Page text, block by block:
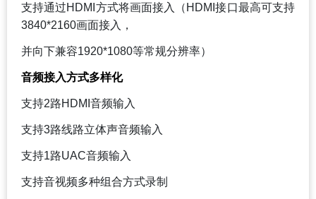
支持通过HDMI方式将画面接入（HDMI接口最高可支持
3840*2160画面接入，
并向下兼容1920*1080等常规分辨率）
音频接入方式多样化
支持2路HDMI音频输入
支持3路线路立体声音频输入
支持1路UAC音频输入
支持音视频多种组合方式录制